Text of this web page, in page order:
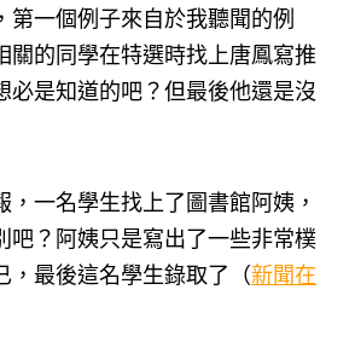
第一個例子來自於我聽聞的例
關的同學在特選時找上唐鳳寫推
必是知道的吧？但最後他還是沒
，一名學生找上了圖書館阿姨，
吧？阿姨只是寫出了一些非常樸
，最後這名學生錄取了（新聞在